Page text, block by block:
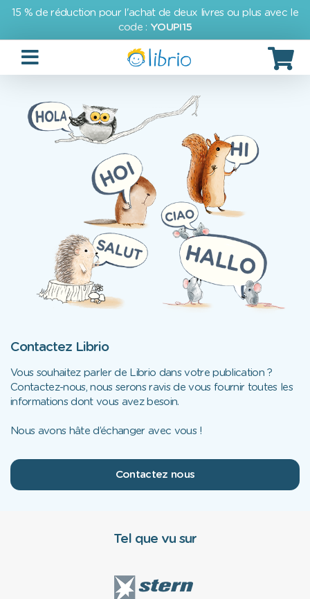
15 % de réduction pour l'achat de deux livres ou plus avec le
code : YOUPI15
Contactez Librio
Vous souhaitez parler de Librio dans votre publication ?
Contactez-nous, nous serons ravis de vous fournir toutes les
informations dont vous avez besoin.
Nous avons hâte d’échanger avec vous !
Contactez nous
Tel que vu sur